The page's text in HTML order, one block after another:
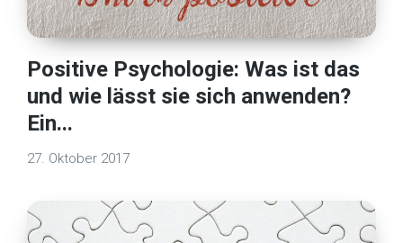
Positive Psychologie: Was ist das
und wie lässt sie sich anwenden?
Ein...
27. Oktober 2017